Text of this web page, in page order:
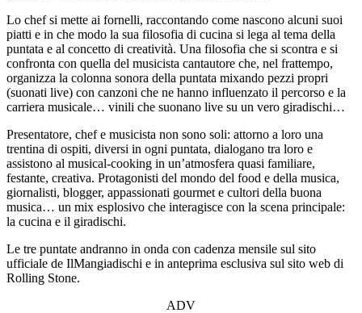
Lo chef si mette ai fornelli, raccontando come nascono alcuni suoi
piatti e in che modo la sua filosofia di cucina si lega al tema della
puntata e al concetto di creatività. Una filosofia che si scontra e si
confronta con quella del musicista cantautore che, nel frattempo,
organizza la colonna sonora della puntata mixando pezzi propri
(suonati live) con canzoni che ne hanno influenzato il percorso e la
carriera musicale… vinili che suonano live su un vero giradischi…
Presentatore, chef e musicista non sono soli: attorno a loro una
trentina di ospiti, diversi in ogni puntata, dialogano tra loro e
assistono al musical-cooking in un’atmosfera quasi familiare,
festante, creativa. Protagonisti del mondo del food e della musica,
giornalisti, blogger, appassionati gourmet e cultori della buona
musica… un mix esplosivo che interagisce con la scena principale:
la cucina e il giradischi.
Le tre puntate andranno in onda con cadenza mensile sul sito
ufficiale de IlMangiadischi e in anteprima esclusiva sul sito web di
Rolling Stone.
ADV